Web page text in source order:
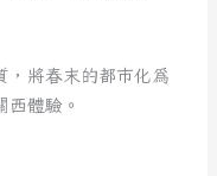
，將春末的都市化為
體驗。